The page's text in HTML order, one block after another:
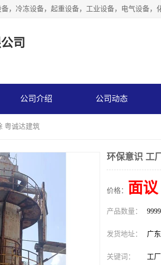
司
公司介绍 公司动态
粤诚达建筑
环保意识 工
价格： 面议
产品数量：
发货地址： 广
关键词： 工